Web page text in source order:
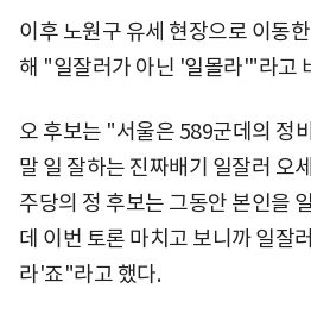
이후 노원구 유세 현장으로 이동
해 "일잘러가 아닌 '일몰라'"라고
오 후보는 "서울은 589군데의 정
말 일 잘하는 진짜배기 일잘러 오
주당의 정 후보는 그동안 본인을
데 이번 토론 마치고 보니까 일잘
라'죠"라고 했다.